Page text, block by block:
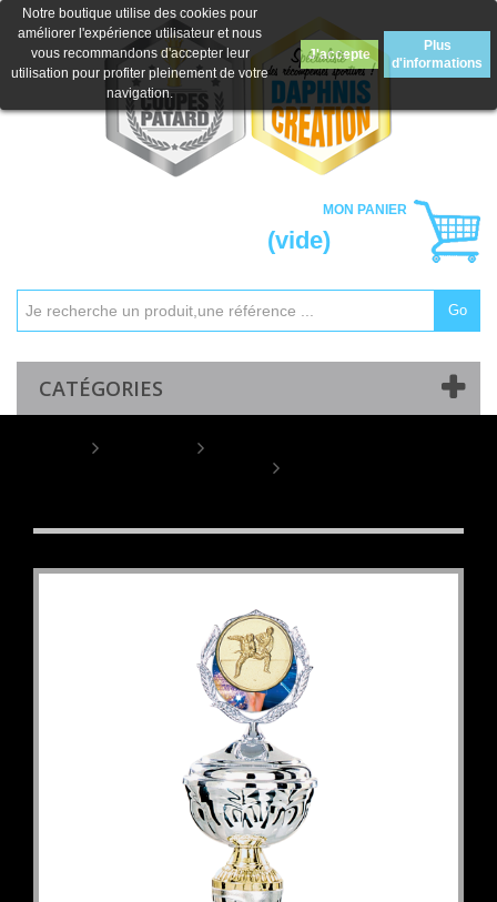
MON PANIER
(vide)
Go
CATÉGORIES
Notre boutique utilise des cookies pour
améliorer l'expérience utilisateur et nous
vous recommandons d'accepter leur
utilisation pour profiter pleinement de votre
navigation.
J'accepte
Plus
d'informations